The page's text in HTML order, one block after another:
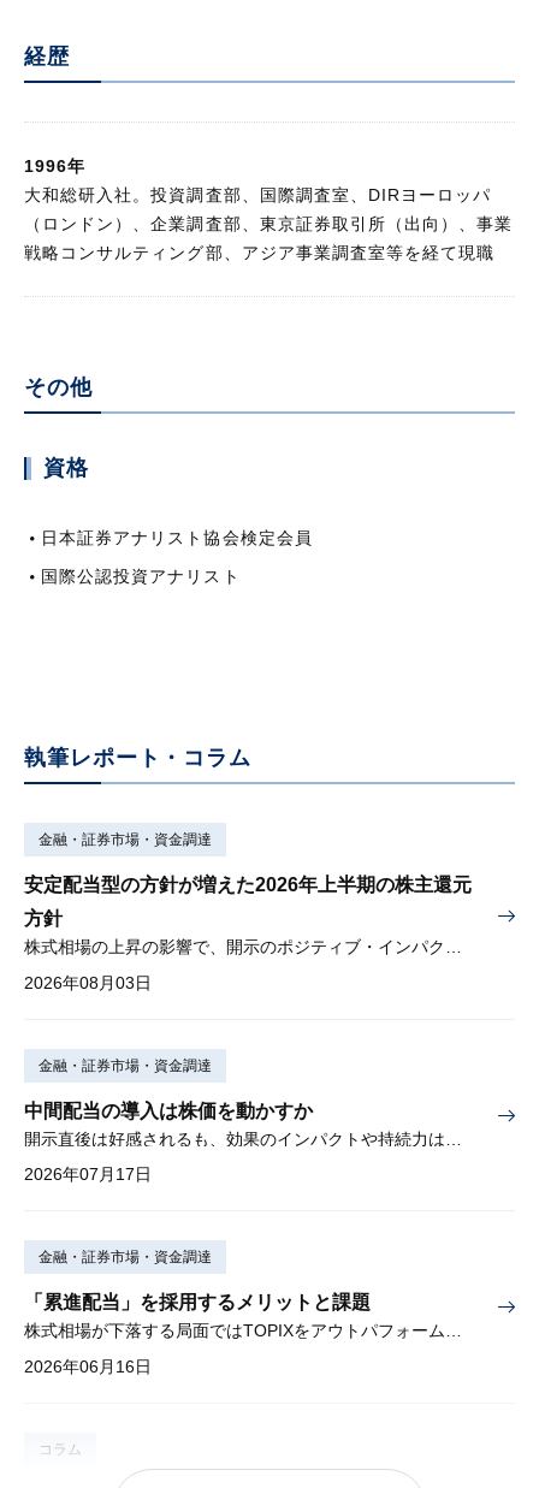
経歴
1996年
大和総研入社。投資調査部、国際調査室、DIRヨーロッパ
（ロンドン）、企業調査部、東京証券取引所（出向）、事業
戦略コンサルティング部、アジア事業調査室等を経て現職
その他
資格
日本証券アナリスト協会検定会員
国際公認投資アナリスト
執筆レポート・コラム
金融・証券市場・資金調達
安定配当型の方針が増えた2026年上半期の株主還元
方針
2026年08月03日
金融・証券市場・資金調達
中間配当の導入は株価を動かすか
2026年07月17日
金融・証券市場・資金調達
「累進配当」を採用するメリットと課題
2026年06月16日
コラム